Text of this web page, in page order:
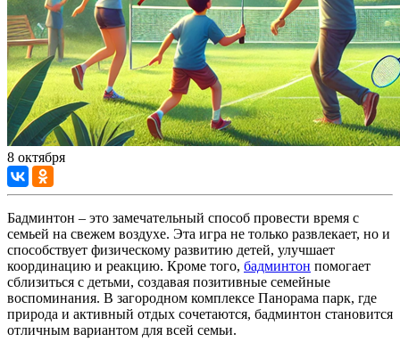
8 октября
Бадминтон – это замечательный способ провести время с
семьей на свежем воздухе. Эта игра не только развлекает, но и
способствует физическому развитию детей, улучшает
координацию и реакцию. Кроме того, бадминтон помогает
сблизиться с детьми, создавая позитивные семейные
воспоминания. В загородном комплексе Панорама парк, где
природа и активный отдых сочетаются, бадминтон становится
отличным вариантом для всей семьи.